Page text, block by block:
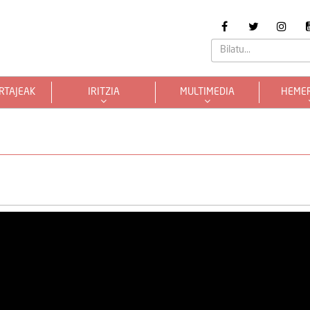
IRITZIA MULTIMEDIA